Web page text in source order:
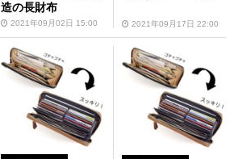
造の長財布
2021年09月02日 15:00 2021年09月17日 22:00